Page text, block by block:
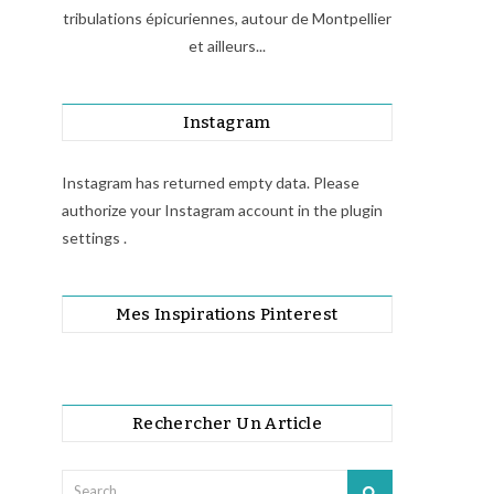
tribulations épicuriennes, autour de Montpellier
et ailleurs...
Instagram
Instagram has returned empty data. Please
authorize your Instagram account in theplugin
settings .
Mes Inspirations Pinterest
Rechercher Un Article